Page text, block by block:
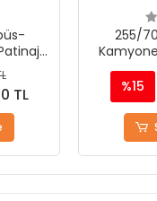
TL
255/
%15